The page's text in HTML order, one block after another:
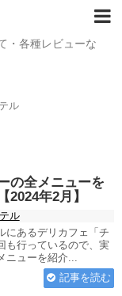
・各種レビューな
ル
の全メニューを
2024年2月】
ル
にあるデリカフェ「チ
も行っているので、実
ニューを紹介...
記事を読む